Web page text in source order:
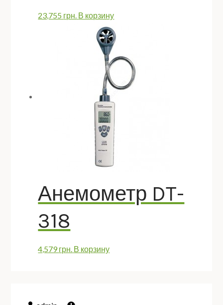
23,755 грн. В корзину
Анемометр DT-
318
4,579грн. В корзину